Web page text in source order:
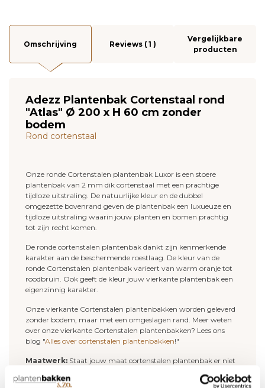
Omschrijving Reviews ( 1 )
Vergelijkbare
producten
Adezz Plantenbak Cortenstaal rond
"Atlas" Ø 200 x H 60 cm zonder
bodem
Rond cortenstaal
Onze ronde Cortenstalen plantenbak Luxor is een stoere
plantenbak van 2 mm dik cortenstaal met een prachtige
tijdloze uitstraling. De natuurlijke kleur en de dubbel
omgezette bovenrand geven de plantenbak een luxueuze en
tijdloze uitstraling waarin jouw planten en bomen prachtig
tot zijn recht komen.
De ronde cortenstalen plantenbak dankt zijn kenmerkende
karakter aan de beschermende roestlaag. De kleur van de
ronde Cortenstalen plantenbak varieert van warm oranje tot
roodbruin. Ook geeft de kleur jouw vierkante plantenbak een
eigenzinnig karakter.
Onze vierkante Cortenstalen plantenbakken worden geleverd
zonder bodem, maar met een omgeslagen rand. Meer weten
over onze vierkante Cortenstalen plantenbakken? Lees ons
blog "Alles over cortenstalen plantenbakken!"
Maatwerk: Staat jouw maat cortenstalen plantenbak er niet
mogelijkheden.